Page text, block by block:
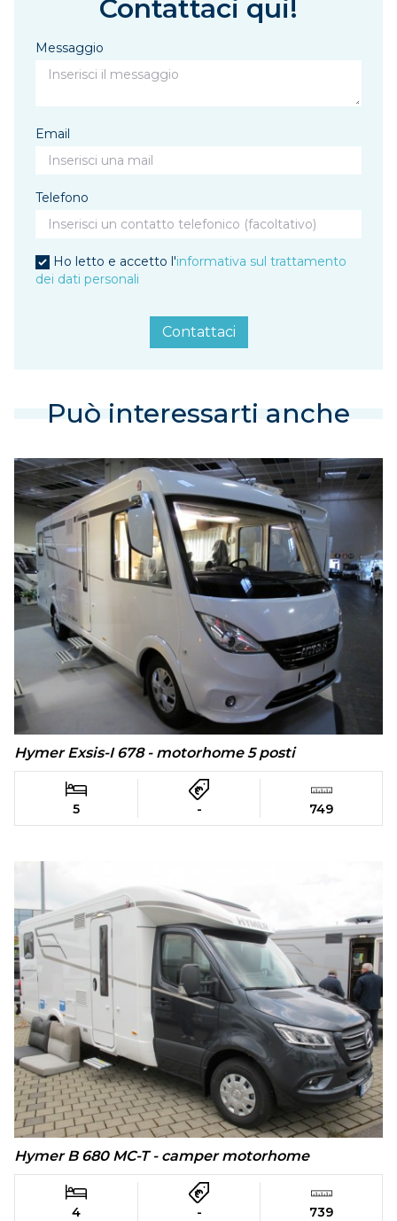
Contattaci qui!
Messaggio
Email
Telefono
Ho letto e accetto l'informativa sul trattamento
dei dati personali
Contattaci
Può interessarti anche
Hymer Exsis-I 678 - motorhome 5 posti
5 - 749
Hymer B 680 MC-T - camper motorhome
4 - 739